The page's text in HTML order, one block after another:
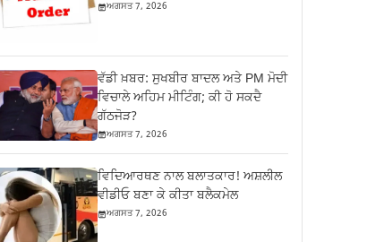
ਅਗਸਤ 7, 2026
ਵੱਡੀ ਖ਼ਬਰ: ਸੁਖਬੀਰ ਬਾਦਲ ਅਤੇ PM ਮੋਦੀ
ਵਿਚਾਲੇ ਅਹਿਮ ਮੀਟਿੰਗ; ਕੀ ਹੋ ਸਕਦੈ
ਗੱਠਜੋੜ?
ਅਗਸਤ 7, 2026
ਵਿਦਿਆਰਥਣ ਨਾਲ ਬਲਾਤਕਾਰ! ਅਸ਼ਲੀਲ
ਵੀਡੀਓ ਬਣਾ ਕੇ ਕੀਤਾ ਬਲੈਕਮੇਲ
ਅਗਸਤ 7, 2026